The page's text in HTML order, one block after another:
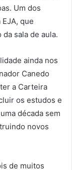
Um dos
que
sala de aula.
ainda nos
Canedo
a Carteira
os estudos e
década sem
novos
de muitos